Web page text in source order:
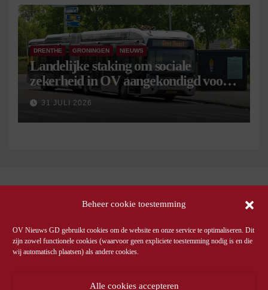
Beheer cookie toestemming
OV Nieuws GD gebruikt cookies om de website en onze service te optimaliseren. Dit
zijn zowel functionele cookies (waarvoor geen expliciete toestemming nodig is en die
wij automatisch plaatsen) als andere cookies.
Alle cookies accepteren
DRENTHE GRONINGEN NIEUWS
Landelijke staking om sociale
zekerheid in OV aangekondigd voor 9
september
31 JULI 2026